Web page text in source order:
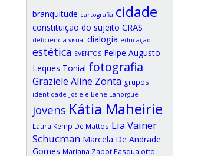
branquitude cartografia cidade
constituição do sujeito CRAS
deficiência visual dialogia educação
estética EVENTOS Felipe Augusto
Leques Tonial fotografia
Graziele Aline Zonta grupos
identidade Josiele Bene Lahorgue
jovens Kátia Maheirie
Laura Kemp De Mattos Lia Vainer
Schucman Marcela De Andrade
Gomes Mariana Zabot Pasqualotto